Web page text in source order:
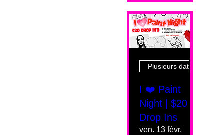
Plusieurs dates
I ❤️ Paint
Night | $20
Drop Ins
ven. 13 févr.